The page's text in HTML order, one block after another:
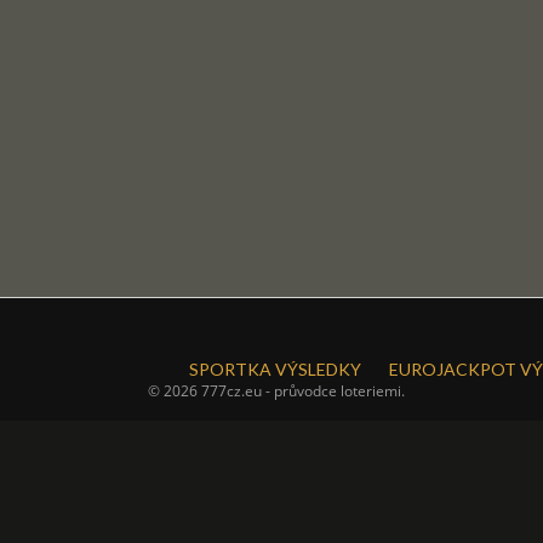
SPORTKA VÝSLEDKY EUROJACKPOT
© 2026 777cz.eu - průvodce loteriemi.